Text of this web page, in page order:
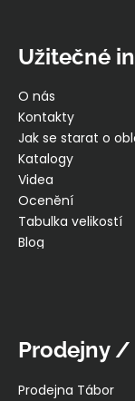
Užitečné
O nás
Kontakty
Jak se starat o
Katalogy
Videa
Ocenění
Tabulka velikostí
Blog
Prodejny /
Prodejna Tábor